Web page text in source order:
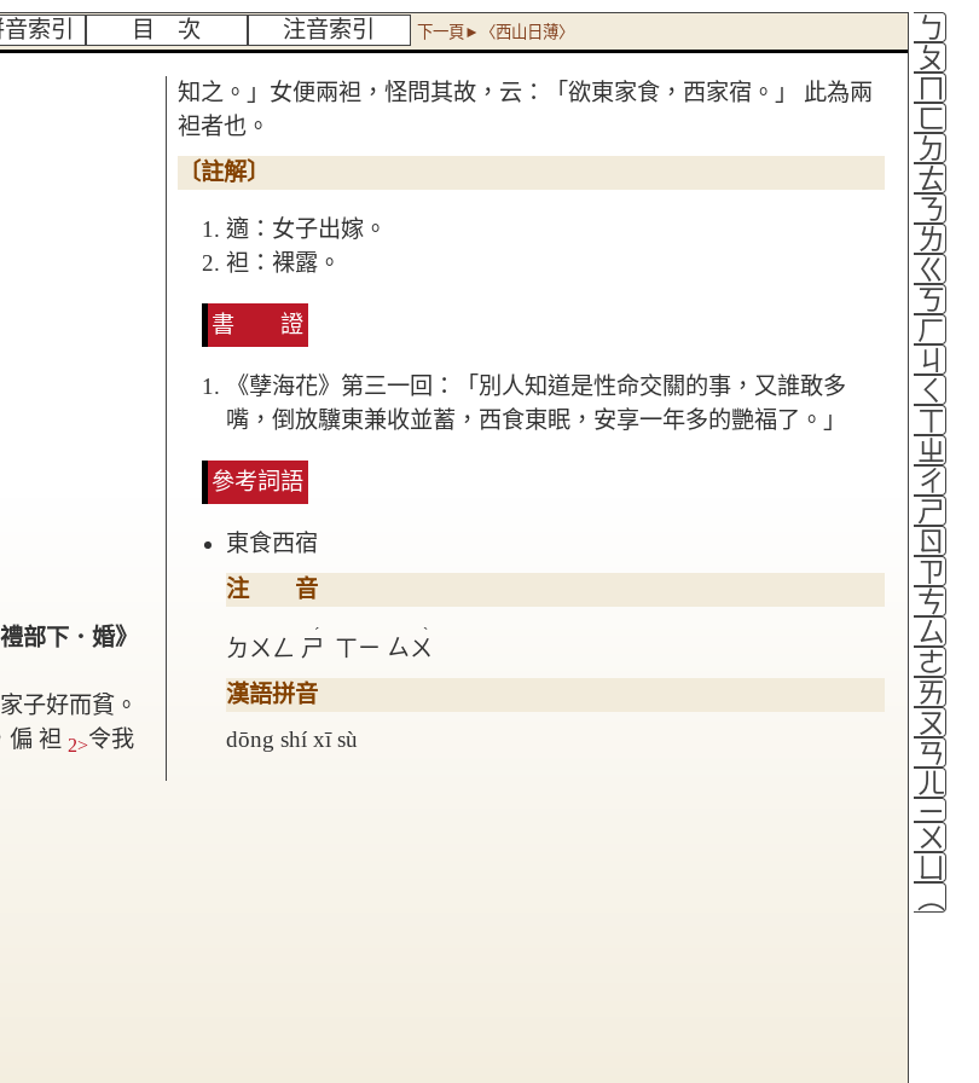
ㄅ
ㄆ
ㄇ
ㄈ
ㄉ
ㄊ
ㄋ
ㄌ
ㄍ
ㄎ
ㄏ
ㄐ
ㄑ
ㄒ
ㄓ
ㄔ
ㄕ
ㄖ
ㄗ
ㄘ
ㄙ
ㄜ
ㄞ
ㄡ
ㄢ
ㄦ
ㄧ
ㄨ
（
索引 目 次 注音索引 下一頁►〈西山日薄〉
部下．婚》
子好而貧。
偏 袒 2>令我
知之。」女便兩袒，怪問其故，云：「欲東家食，西家宿。」 此為兩
袒者也。
〔註解〕
適：女子出嫁。
袒：裸露。
書 證
《孽海花》第三一回：「別人知道是性命交關的事，又誰敢多
嘴，倒放驥東兼收並蓄，西食東眠，安享一年多的艷福了。」
參考詞語
東食西宿
注 音
ㄉㄨㄥ ㄕ
ˊ
ㄒㄧ ㄙㄨ
ˋ
漢語拼音
dōng shí xī sù